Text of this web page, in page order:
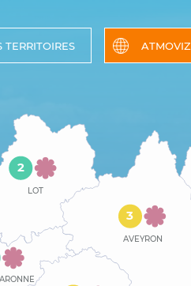
ATMOVIZ
3
AVEYRON
2
LOT